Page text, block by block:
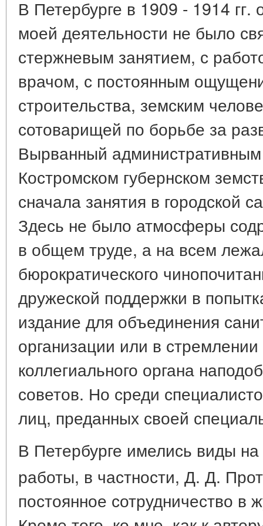
В Петербурге в 1909 - 1914
моей деятельности не было
стержневым занятием, с
врачом, с постоянным
строительства, земским
сотоварищей по борьбе за
Вырванный
Костромском губернском
сначала занятия в городской
Здесь не было атмосферы
в общем труде, а на всем
бюрократического
дружеской поддержки в
издание для объединения
организации или в
коллегиального органа
советов. Но среди
лиц, преданных своей
В Петербурге имелись виды
работы, в частности, Д. Д.
постоянное сотрудничество в